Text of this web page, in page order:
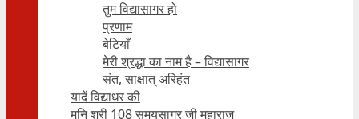
तुम विद्यासागर हो
प्रणाम
बेटियाँ
मेरी श्रद्धा का नाम है – विद्यासागर
संत, साक्षात् अरिहंत
यादें विद्याधर की
मुनि श्री 108 समयसागर जी महाराज